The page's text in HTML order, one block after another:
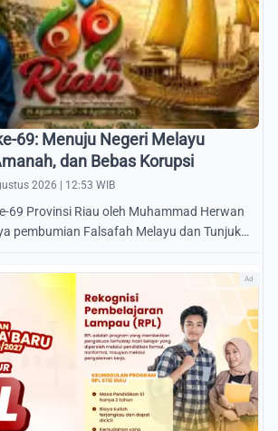
69: Menuju Negeri Melayu
dan Bebas Korupsi
2026 | 12:53 WIB
69 Provinsi Riau oleh Muhammad Herwan
pembumian Falsafah Melayu dan Tunjuk
Ad